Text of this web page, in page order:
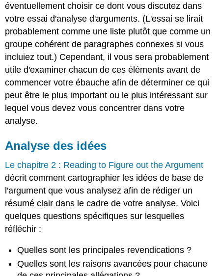
éventuellement choisir ce dont vous discutez dans
votre essai d'analyse d'arguments. (L'essai se lirait
probablement comme une liste plutôt que comme un
groupe cohérent de paragraphes connexes si vous
incluiez tout.) Cependant, il vous sera probablement
utile d'examiner chacun de ces éléments avant de
commencer votre ébauche afin de déterminer ce qui
peut être le plus important ou le plus intéressant sur
lequel vous devez vous concentrer dans votre
analyse.
Analyse des idées
Le chapitre 2 : Reading to Figure out the Argument
décrit comment cartographier les idées de base de
l'argument que vous analysez afin de rédiger un
résumé clair dans le cadre de votre analyse. Voici
quelques questions spécifiques sur lesquelles
réfléchir :
Quelles sont les principales revendications ?
Quelles sont les raisons avancées pour chacune